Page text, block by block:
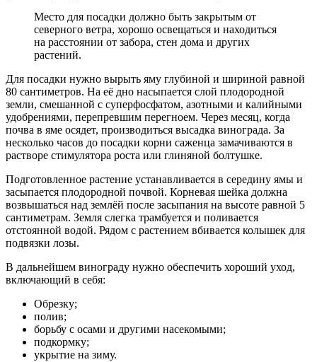
Место для посадки должно быть закрытым от
северного ветра, хорошо освещаться и находиться
на расстоянии от забора, стен дома и других
растений.
Для посадки нужно вырыть яму глубиной и шириной равной
80 сантиметров. На её дно насыпается слой плодородной
земли, смешанной с суперфосфатом, азотными и калийными
удобрениями, перепревшим перегноем. Через месяц, когда
почва в яме осядет, производиться высадка винограда. За
несколько часов до посадки корни саженца замачиваются в
растворе стимулятора роста или глиняной болтушке.
Подготовленное растение устанавливается в середину ямы и
засыпается плодородной почвой. Корневая шейка должна
возвышаться над землёй после засыпания на высоте равной 5
сантиметрам. Земля слегка трамбуется и поливается
отстоянной водой. Рядом с растением вбивается колышек для
подвязки лозы.
В дальнейшем винограду нужно обеспечить хороший уход,
включающий в себя:
Обрезку;
полив;
борьбу с осами и другими насекомыми;
подкормку;
укрытие на зиму.